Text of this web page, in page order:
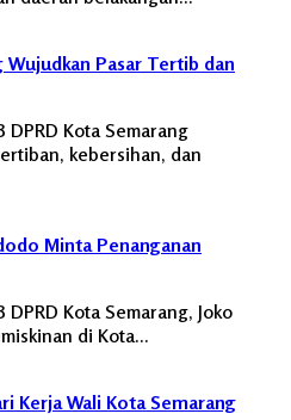
Wujudkan Pasar Tertib dan
DPRD Kota Semarang
kebersihan, dan
Minta Penanganan
DPRD Kota Semarang, Joko
di Kota…
Kerja Wali Kota Semarang